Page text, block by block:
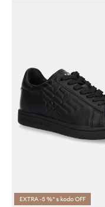
EXTRA -5 %* s kodo OFF